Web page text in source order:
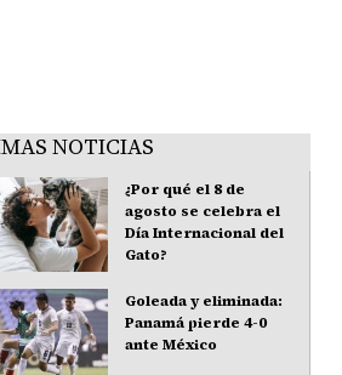
NOTICIAS
¿Por qué el 8 de
agosto se celebra el
Día Internacional del
Gato?
Goleada y eliminada:
Panamá pierde 4-0
ante México